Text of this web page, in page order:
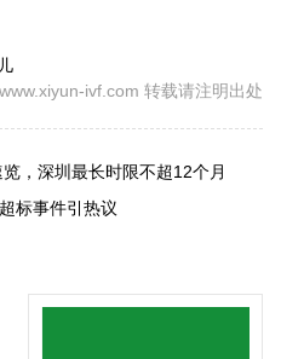
ivf.com 转载请注明出处
，深圳最长时限不超12个月
标事件引热议